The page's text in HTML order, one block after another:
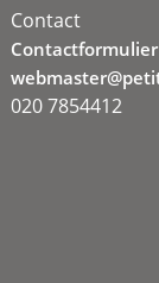
Contact
Contactformulier
020 7854412